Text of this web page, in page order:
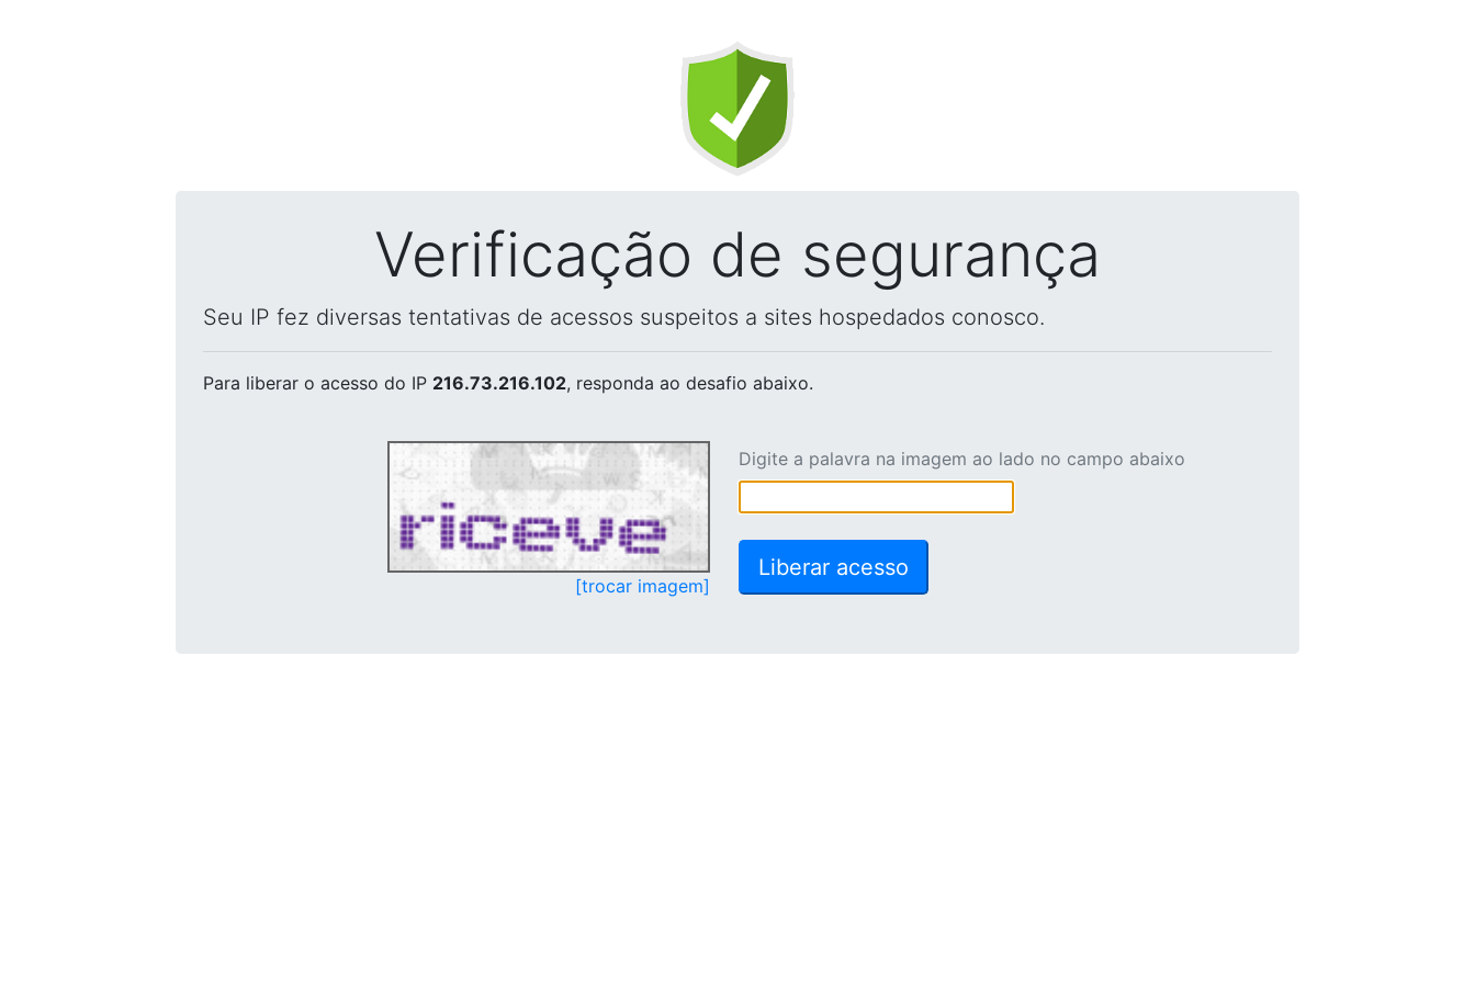
Verificação de segurança
Seu IP fez diversas tentativas de acessos suspeitos a sites hospedados conosco.
Para liberar o acesso do IP 216.73.216.102, responda ao desafio abaixo.
[trocar imagem]
Digite a palavra na imagem ao lado no campo abaixo